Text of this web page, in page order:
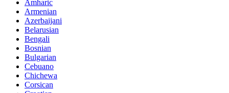
Amharic
Armenian
Azerbaijani
Belarusian
Bengali
Bosnian
Bulgarian
Cebuano
Chichewa
Corsican